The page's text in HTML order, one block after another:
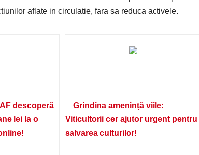
aflate in circulatie, fara sa reduca activele.
descoperă
lei la o
Grindina amenință viile:
Viticultorii cer ajutor urgent pentru
salvarea culturilor!